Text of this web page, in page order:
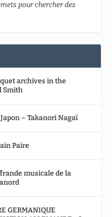
pour chercher des
archives in the
Smith
– Takanori Nagaï
Paire
musicale de la
GERMANIQUE